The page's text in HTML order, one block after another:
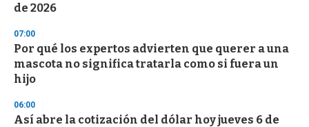
de 2026
07:00
Por qué los expertos advierten que querer a una
mascota no significa tratarla como si fuera un
hijo
06:00
Así abre la cotización del dólar hoy jueves 6 de